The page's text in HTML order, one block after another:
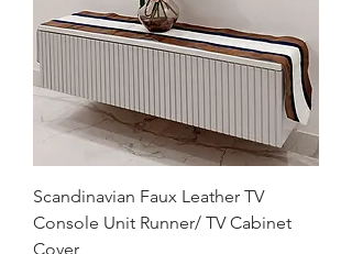
Scandinavian Faux Leather TV
Console Unit Runner/ TV Cabinet
Cover